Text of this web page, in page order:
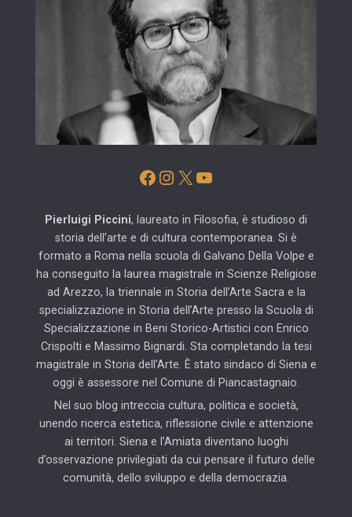
Facebook
Instagram
X YouTube
Pierluigi Piccini, laureato in Filosofia, è studioso di
storia dell’arte e di cultura contemporanea. Si è
formato a Roma nella scuola di Galvano Della Volpe e
ha conseguito la laurea magistrale in Scienze Religiose
ad Arezzo, la triennale in Storia dell’Arte Sacra e la
specializzazione in Storia dell’Arte presso la Scuola di
Specializzazione in Beni Storico-Artistici con Enrico
Crispolti e Massimo Bignardi. Sta completando la tesi
magistrale in Storia dell’Arte. È stato sindaco di Siena e
oggi è assessore nel Comune di Piancastagnaio.
Nel suo blog intreccia cultura, politica e società,
unendo ricerca estetica, riflessione civile e attenzione
ai territori. Siena e l’Amiata diventano luoghi
d’osservazione privilegiati da cui pensare il futuro delle
comunità, dello sviluppo e della democrazia.